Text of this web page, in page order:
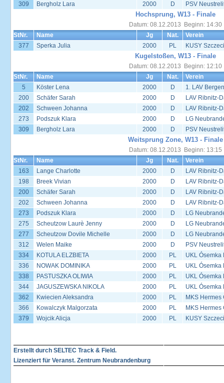
309
Bergholz Lara 2000 D PSV
Hochsprung, W13 - Finale
Datum: 08.12.2013 Beginn: 14:30
StNr.
Name Jg Nat.
Verein
377
Sperka Julia 2000 PL KUSY
Kugelstoßen, W13 - Finale
Datum: 08.12.2013 Beginn: 12:10
StNr.
Name Jg Nat.
Verein
5
Köster Lena 2000 D
1. LAV Bergen
200
Schäfer Sarah 2000 D
LAV Ribnitz-
202
Schween Johanna 2000 D
LAV Ribnitz-
273
Podszuk Klara 2000 D
LG
309
Bergholz Lara 2000 D PSV
Weitsprung Zone, W13 - Finale
Datum: 08.12.2013 Beginn: 13:15
StNr.
Name Jg Nat.
Verein
163
Lange Charlotte 2000 D
LAV Ribnitz-
198
Breek Vivian 2000 D
LAV Ribnitz-
200
Schäfer Sarah 2000 D
LAV Ribnitz-
202
Schween Johanna 2000 D
LAV Ribnitz-
273
Podszuk Klara 2000 D
LG
275
Scheutzow Laurè Jenny 2000 D
LG
277
Scheutzow Dovile Michelle 2000 D
LG
312
Welen Maike 2000 D
PSV
334
KOTULA ELZBIETA 2000 PL
UKL Ósemka
336
NOWAK DOMINIKA 2000 PL
UKL Ósemka
338
PASTUSZKA OLIWIA 2000 PL
UKL Ósemka
344
JAGUSZEWSKA NIKOLA 2000 PL
UKL Ósemka
362
Kwiecien Aleksandra 2000 PL
MKS Hermes
366
Kowalczyk Malgorzata 2000 PL
MKS Hermes
379
Wojcik Alicja 2000 PL KUSY
Erstellt durch SELTEC Track & Field.
Lizenziert für Veranst. Zentrum Neubrandenburg